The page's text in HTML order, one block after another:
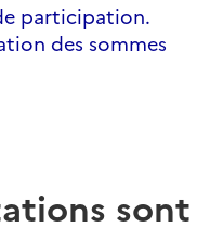
participation.
des sommes
sont